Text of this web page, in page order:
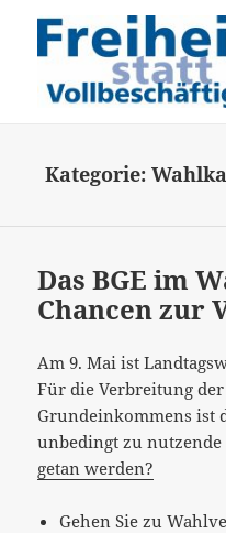
Kategorie:
Das BGE im
Chancen zur
Am 9. Mai ist
Für die Verbreitung
Grundeinkommens ist
unbedingt zu
getan werden?
Gehen Sie zu